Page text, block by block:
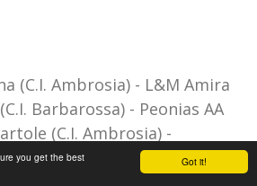
Got it!
you get the best
(C.I. Ambrosia) - L&M Amira
Barbarossa) - Peonias AA
(C.I. Ambrosia) -
Trekking Club) - Euforia